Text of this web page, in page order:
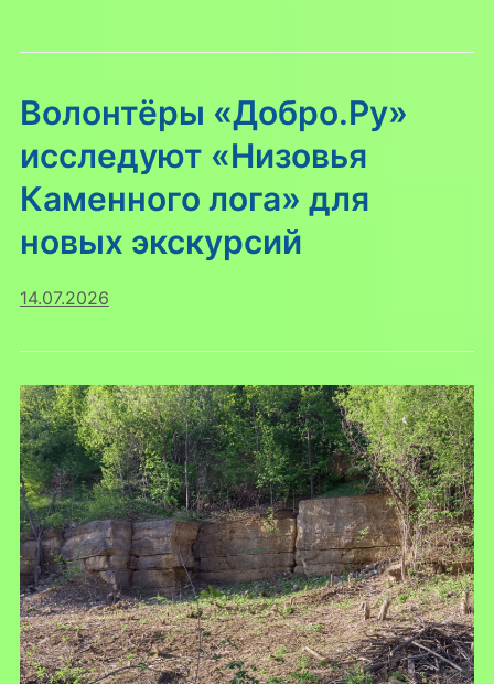
Волонтёры «Добро.Ру»
исследуют «Низовья
Каменного лога» для
новых экскурсий
14.07.2026